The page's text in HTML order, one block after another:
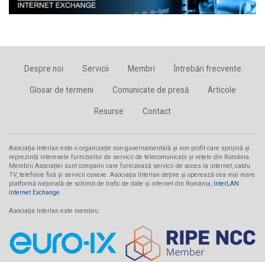
Despre noi Servicii Membri Întrebări frecvente
Glosar de termeni Comunicate de presă Articole
Resurse Contact
Asociația Interlan este o organizație non-guvernamentală și non-profit care sprijină și
reprezintă interesele furnizorilor de servicii de telecomunicații și rețele din România.
Membrii Asociației sunt companii care furnizează servicii de acces la internet, cablu
TV, telefonie fixă și servicii conexe. Asociația Interlan deține și operează cea mai mare
platformă națională de schimb de trafic de date și internet din România, InterLAN
Internet Exchange.
Asociația Interlan este membru: